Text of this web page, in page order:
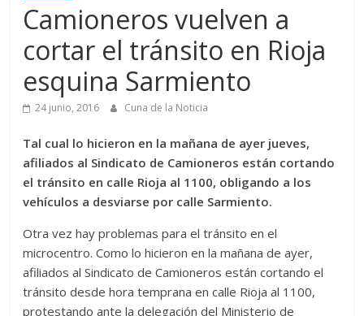
Camioneros vuelven a
cortar el tránsito en Rioja
esquina Sarmiento
24 junio, 2016 Cuna de la Noticia
Tal cual lo hicieron en la mañana de ayer jueves,
afiliados al Sindicato de Camioneros están cortando
el tránsito en calle Rioja al 1100, obligando a los
vehículos a desviarse por calle Sarmiento.
Otra vez hay problemas para el tránsito en el
microcentro. Como lo hicieron en la mañana de ayer,
afiliados al Sindicato de Camioneros están cortando el
tránsito desde hora temprana en calle Rioja al 1100,
protestando ante la delegación del Ministerio de